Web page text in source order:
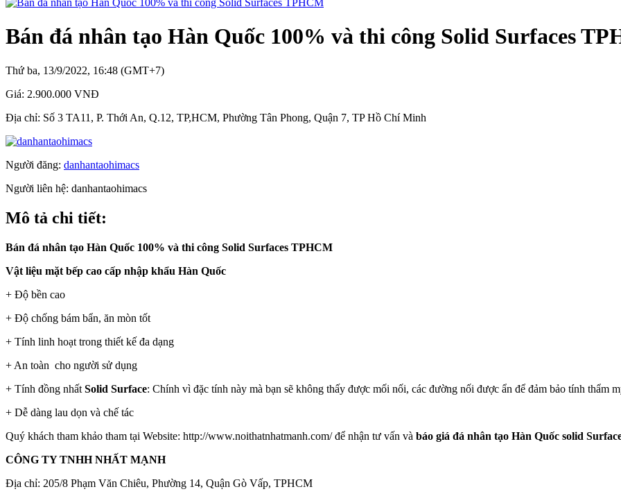
Bán đá nhân tạo Hàn Quốc 100% và thi công Solid Surfaces
Thứ ba, 13/9/2022, 16:48 (GMT+7)
Giá: 2.900.000 VNĐ
Địa chỉ: Số 3 TA11, P. Thới An, Q.12, TP,HCM, Phường Tân Phong, Quận 7, TP Hồ Chí Minh
Người đăng: danhantaohimacs
Người liên hệ: danhantaohimacs
Mô tả chi tiết:
Bán đá nhân tạo Hàn Quốc 100% và thi công Solid Surfaces TPHCM
Vật liệu mặt bếp cao cấp nhập khẩu Hàn Quốc
+ Độ bền cao
+ Độ chống bám bẩn, ăn mòn tốt
+ Tính linh hoạt trong thiết kế đa dạng
+ An toàn cho người sử dụng
+ Tính đồng nhất Solid Surface: Chính vì đặc tính này mà bạn sẽ không thấy được mối nối, các đường nối được ẩn để đảm bảo tính thẩm
+ Dễ dàng lau dọn và chế tác
Quý khách tham khảo tham tại Website: http://www.noithatnhatmanh.com/ để nhận tư vấn và báo giá đá nhân tạo Hàn Quốc solid
CÔNG TY TNHH NHẤT MẠNH
Địa chỉ: 205/8 Phạm Văn Chiêu, Phường 14, Quận Gò Vấp, TPHCM